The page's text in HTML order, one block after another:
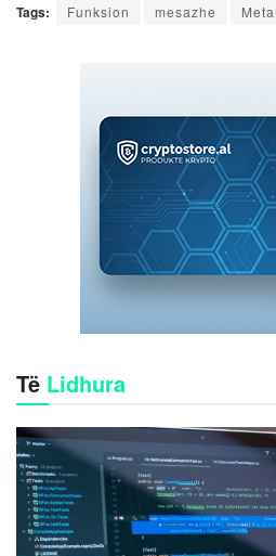
Tags: Funksion mesazhe Meta
Të Lidhura